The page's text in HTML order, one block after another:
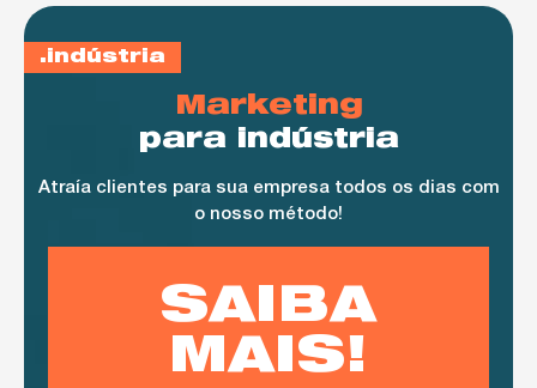
indústria
Marketing
para indústria
Atraía clientes para sua empresa todos os dias com
o nosso método!
SAIBA
MAIS!